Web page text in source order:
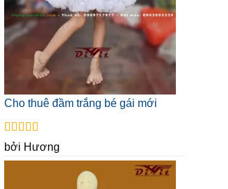
Cho thuê đầm trắng bé gái mới
Được xếp
hạng 55 sao
bởi Hương